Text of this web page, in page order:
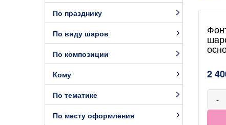
По празднику
По виду шаров
По композиции
Кому
По тематике
По месту оформления
2
-